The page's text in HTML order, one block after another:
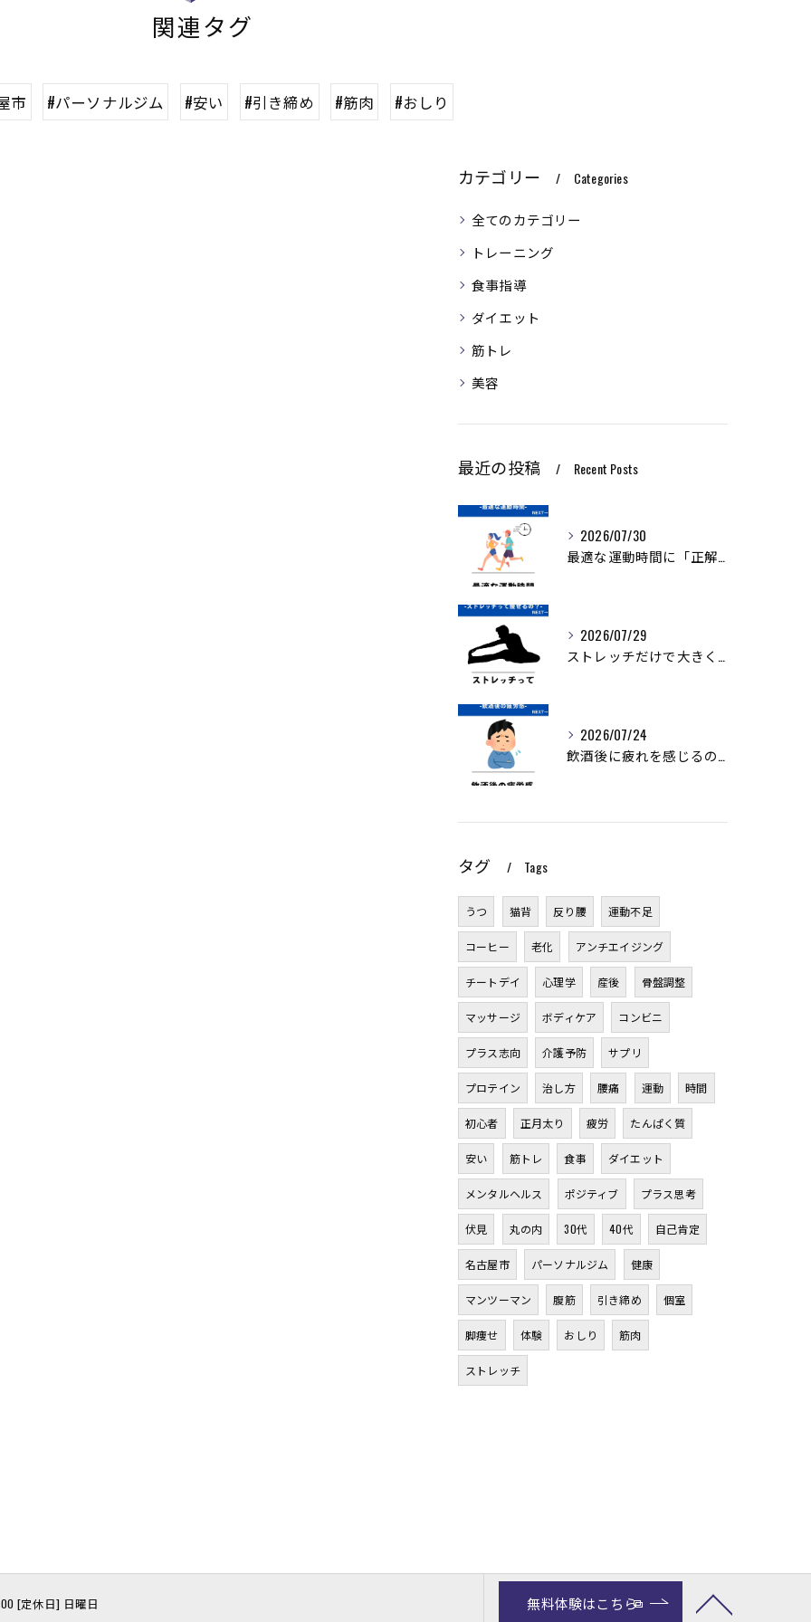
関連タグ
市 #パーソナルジム #安い #引き締め #筋肉 #おしり
カテゴリー Categories
全てのカテゴリー
トレーニング
食事指導
ダイエット
筋トレ
美容
最近の投稿 Recent Posts
2026/07/30
最適な運動時間に「正解」はありません。
2026/07/29
ストレッチだけで大きく痩せることは難しいですが、ダイエットを...
2026/07/24
飲酒後に疲れを感じるのは、アルコールの分解に多くのエネルギー...
タグ Tags
うつ 猫背 反り腰 運動不足
コーヒー 老化 アンチエイジング
チートデイ 心理学 産後 骨盤調整
マッサージ ボディケア コンビニ
プラス志向 介護予防 サプリ
プロテイン 治し方 腰痛 運動 時間
初心者 正月太り 疲労 たんぱく質
安い 筋トレ 食事 ダイエット
メンタルヘルス ポジティブ プラス思考
伏見 丸の内 30代 40代 自己肯定
名古屋市 パーソナルジム 健康
マンツーマン 腹筋 引き締め 個室
脚痩せ 体験 おしり 筋肉
ストレッチ
[定休日] 日曜日 無料体験はこちら